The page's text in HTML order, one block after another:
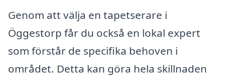
Genom att välja en tapetserare i
Öggestorp får du också en lokal expert
som förstår de specifika behoven i
området. Detta kan göra hela skillnaden